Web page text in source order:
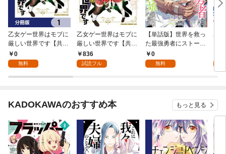
乙女ゲー世界はモブに
厳しい世界です【共和
国編】【分冊版】 1
0
無料
乙女ゲー世界はモブに
厳しい世界です【共和
国編】 ０１
836
試読フル
【単話版】世界を救っ
た最強勇者にストーカ
ーされる村娘の話 第1
話
0
無料
あ
KADOKAWAのおすすめ本 もっと見る